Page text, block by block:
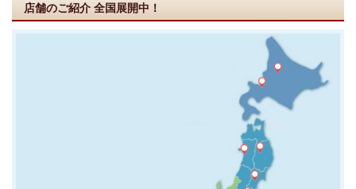
店舗のご紹介 全国展開中！